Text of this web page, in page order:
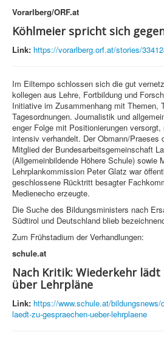
Vorarlberg/ORF.at
Köhlmeier spricht sich
Link: https://vorarlberg.orf.at/stories/
Im Eiltempo schlossen sich die gut
kollegen aus Lehre, Fortbildung und
Initiative im Zusammenhang mit Themen,
Tagesordnungen. Journalistik und
enger Folge mit Positionierungen
intensiv verhandelt. Der Obmann/Praeses
Mitglied der Bundesarbeitsgemeinschaft
(Allgemeinbildende Höhere Schule) sowie
Lehrplankommission Peter Glatz war
geschlossene Rücktritt besagter
Medienecho erzeugte.
Die Suche des Bildungsministers nach
Südtirol und Deutschland blieb
Zum Frühstadium der Verhandlungen:
schule.at
Nach Kritik: Wiederkehr lädt
über Lehrpläne
Link: https://www.schule.at/
laedt-zu-gespraechen-ueber-lehrplaene